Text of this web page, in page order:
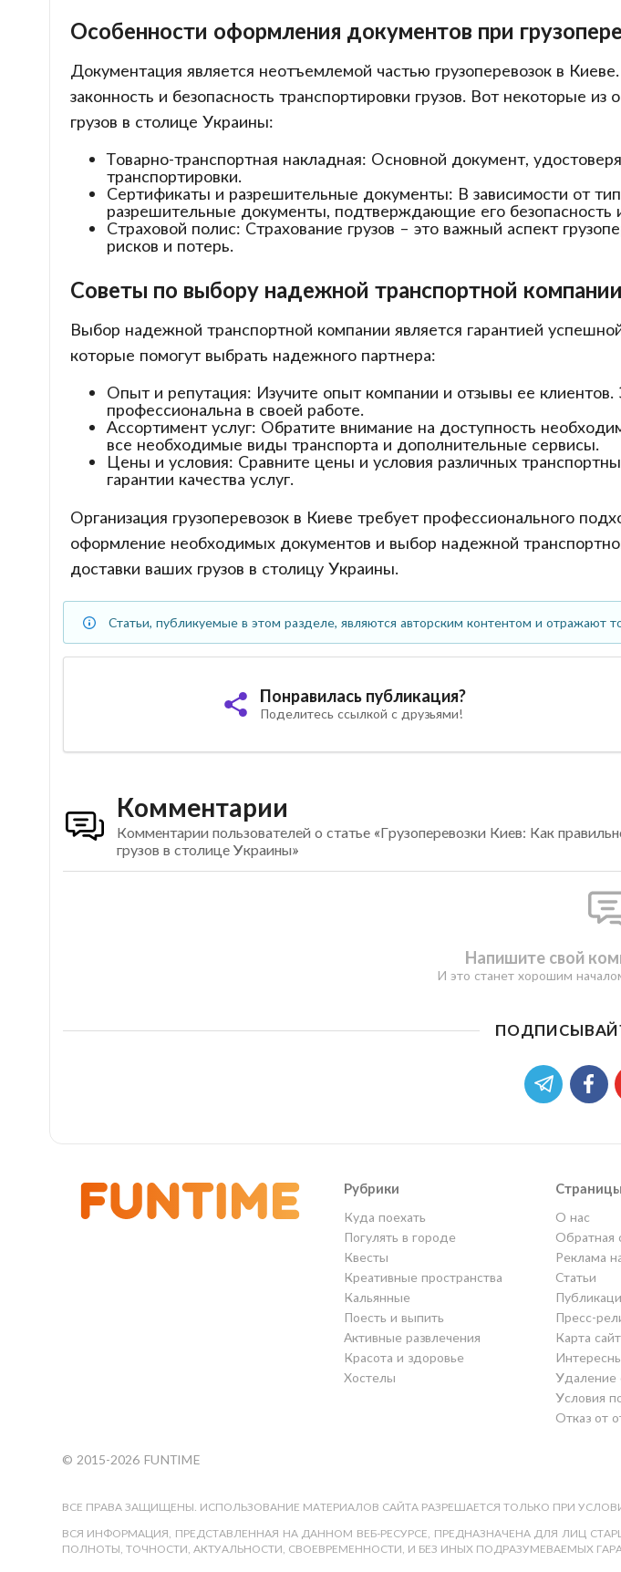
Особенности оформления документов при
Документация является неотъемлемой частью грузоперевозок в
законность и безопасность транспортировки грузов. Вот некоторые
грузов в столице Украины:
Товарно-транспортная накладная: Основной документ,
транспортировки.
Сертификаты и разрешительные документы: В зависимости от
разрешительные документы, подтверждающие его безопасность
Страховой полис: Страхование грузов – это важный аспект
рисков и потерь.
Советы по выбору надежной транспортной
Выбор надежной транспортной компании является гарантией
которые помогут выбрать надежного партнера:
Опыт и репутация: Изучите опыт компании и отзывы ее
профессиональна в своей работе.
Ассортимент услуг: Обратите внимание на доступность
все необходимые виды транспорта и дополнительные сервисы.
Цены и условия: Сравните цены и условия различных
гарантии качества услуг.
Организация грузоперевозок в Киеве требует профессионального
оформление необходимых документов и выбор надежной
доставки ваших грузов в столицу Украины.
Статьи, публикуемые в этом разделе, являются авторским контентом и отражают
Понравилась публикация?
Поделитесь ссылкой с друзьями!
Комментарии
Комментарии пользователей о статье «Грузоперевозки Киев: Как
грузов в столице Украины»
Напишите свой
И это станет хорошим
Рубрики
Куда поехать
Погулять в городе
Квесты
Креативные пространства
Кальянные
Поесть и выпить
Активные развлечения
Красота и здоровье
Хостелы
Страницы
О нас
Обратная
Реклама
Статьи
Пресс-
Карта
Удаление
Условия
Отказ от
© 2015-2026 FUNTIME
ВСЕ ПРАВА ЗАЩИЩЕНЫ. ИСПОЛЬЗОВАНИЕ МАТЕРИАЛОВ САЙТА РАЗРЕШАЕТСЯ ТОЛЬКО ПРИ
ВСЯ ИНФОРМАЦИЯ, ПРЕДСТАВЛЕННАЯ НА ДАННОМ ВЕБ-РЕСУРСЕ, ПРЕДНАЗНАЧЕНА ДЛЯ ЛИЦ
ПОЛНОТЫ, ТОЧНОСТИ, АКТУАЛЬНОСТИ, СВОЕВРЕМЕННОСТИ, И БЕЗ ИНЫХ ПОДРАЗУМЕВАЕМЫХ